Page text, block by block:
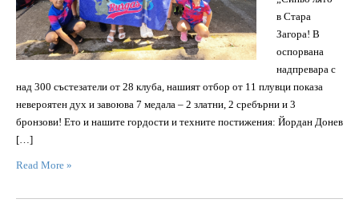
в Стара
Загора! В
оспорвана
надпревара с
над 300 състезатели от 28 клуба, нашият отбор от 11 плувци показа
невероятен дух и завоюва 7 медала – 2 златни, 2 сребърни и 3
бронзови! Ето и нашите гордости и техните постижения: Йордан Донев
[…]
Read More »